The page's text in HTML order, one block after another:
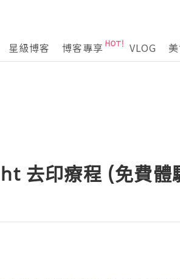
星級博客 博客專享 VLOG
去印療程 (免費體